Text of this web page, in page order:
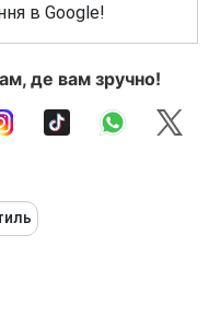
в Google!
де вам зручно!